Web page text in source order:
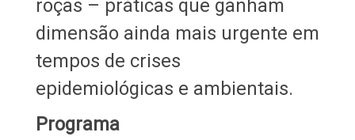
roças – práticas que ganham
dimensão ainda mais urgente em
tempos de crises
epidemiológicas e ambientais.
Programa